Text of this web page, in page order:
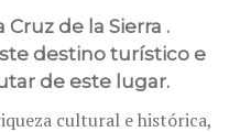
de la Sierra .
destino turístico e
de este lugar.
cultural e histórica,